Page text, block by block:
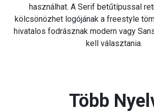
használhat. A Serif betűtípussal
kölcsönözhet logójának a freestyle
hivatalos fodrásznak modern vagy
kell választania.
Több